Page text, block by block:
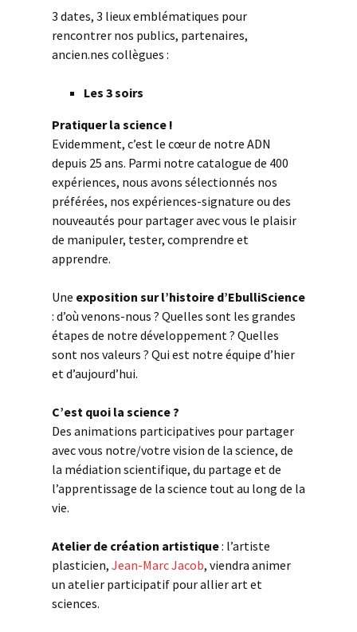
3 dates, 3 lieux emblématiques pour
rencontrer nos publics, partenaires,
ancien.nes collègues :
Les 3 soirs
Pratiquer la science !
Evidemment, c’est le cœur de notre ADN
depuis 25 ans. Parmi notre catalogue de 400
expériences, nous avons sélectionnés nos
préférées, nos expériences-signature ou des
nouveautés pour partager avec vous le plaisir
de manipuler, tester, comprendre et
apprendre.
Une exposition sur l’histoire d’EbulliScience
: d’où venons-nous ? Quelles sont les grandes
étapes de notre développement ? Quelles
sont nos valeurs ? Qui est notre équipe d’hier
et d’aujourd’hui.
C’est quoi la science ?
Des animations participatives pour partager
avec vous notre/votre vision de la science, de
la médiation scientifique, du partage et de
l’apprentissage de la science tout au long de la
vie.
Atelier de création artistique: l’artiste
plasticien, Jean-Marc Jacob, viendra animer
un atelier participatif pour allier art et
sciences.